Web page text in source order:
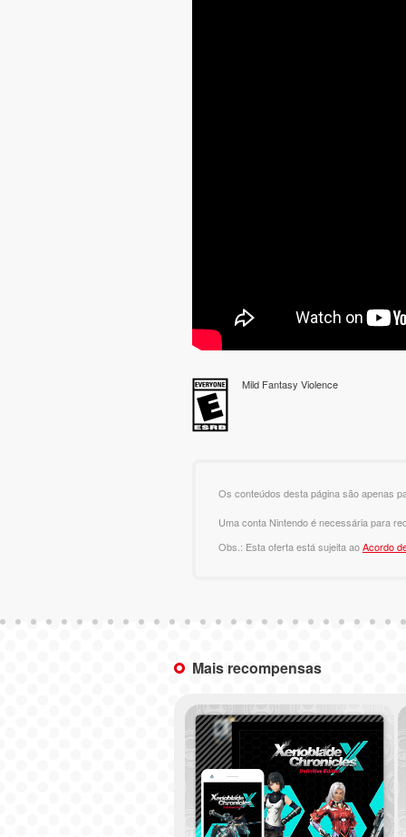
Mild Fantasy Violence
Os conteúdos desta página são apenas
Uma conta Nintendo é necessária para
Obs.: Esta oferta está sujeita aoAcordo
Mais recompensas